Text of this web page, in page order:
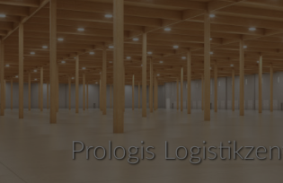
Prologis